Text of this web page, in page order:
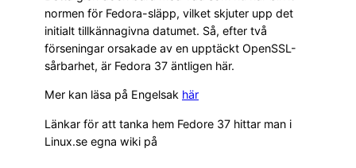
normen för Fedora-släpp, vilket skjuter upp det
initialt tillkännagivna datumet. Så, efter två
förseningar orsakade av en upptäckt OpenSSL-
sårbarhet, är Fedora 37 äntligen här.
Mer kan läsa på Engelsak här
Länkar för att tanka hem Fedore 37 hittar man i
Linux.se egna wiki på